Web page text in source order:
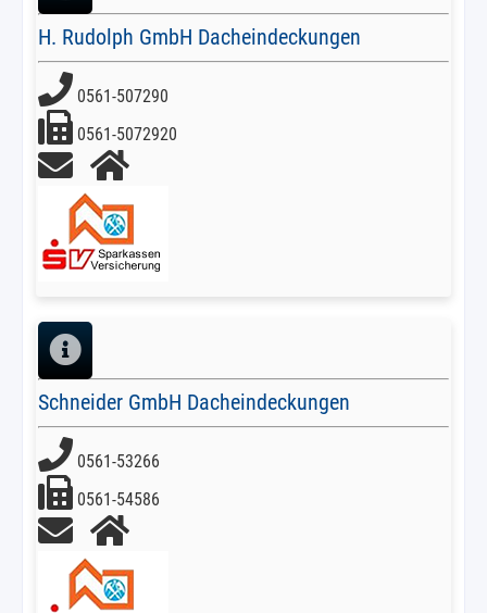
H. Rudolph GmbH Dacheindeckungen
0561-507290
0561-5072920
Schneider GmbH Dacheindeckungen
0561-53266
0561-54586